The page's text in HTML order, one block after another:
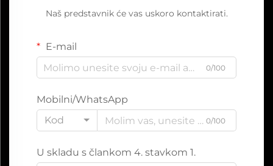
Naš predstavnik će vas uskoro kontaktirati.
E-mail
0/100
Mobilni/WhatsApp
Kod
0/100
U skladu s člankom 4. stavkom 1.